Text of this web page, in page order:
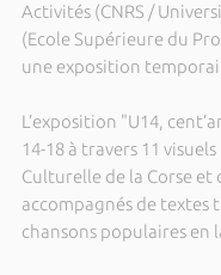
Activités (CNRS /
(Ecole Supérieure du
une exposition
L’exposition "U14,
14-18 à travers 11
Culturelle de la Corse et
accompagnés de textes
chansons populaires en